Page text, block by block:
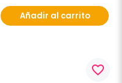
Añadir al carrito
favorite_border